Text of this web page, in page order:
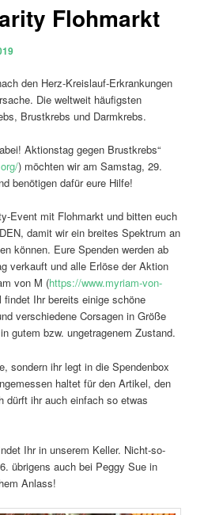
Flohmarkt
den Herz-Kreislauf-Erkrankungen
Die weltweit häufigsten
Brustkrebs und Darmkrebs.
Aktionstag gegen Brustkrebs“
) möchten wir am Samstag, 29.
benötigen dafür eure Hilfe!
Event mit Flohmarkt und bitten euch
damit wir ein breites Spektrum an
können. Eure Spenden werden ab
verkauft und alle Erlöse der Aktion
von M (https://www.myriam-von-
Ihr bereits einige schöne
verschiedene Corsagen in Größe
gutem bzw. ungetragenem Zustand.
sondern ihr legt in die Spendenbox
haltet für den Artikel, den
dürft ihr auch einfach so etwas
Ihr in unserem Keller. Nicht-so-
übrigens auch bei Peggy Sue in
Anlass!